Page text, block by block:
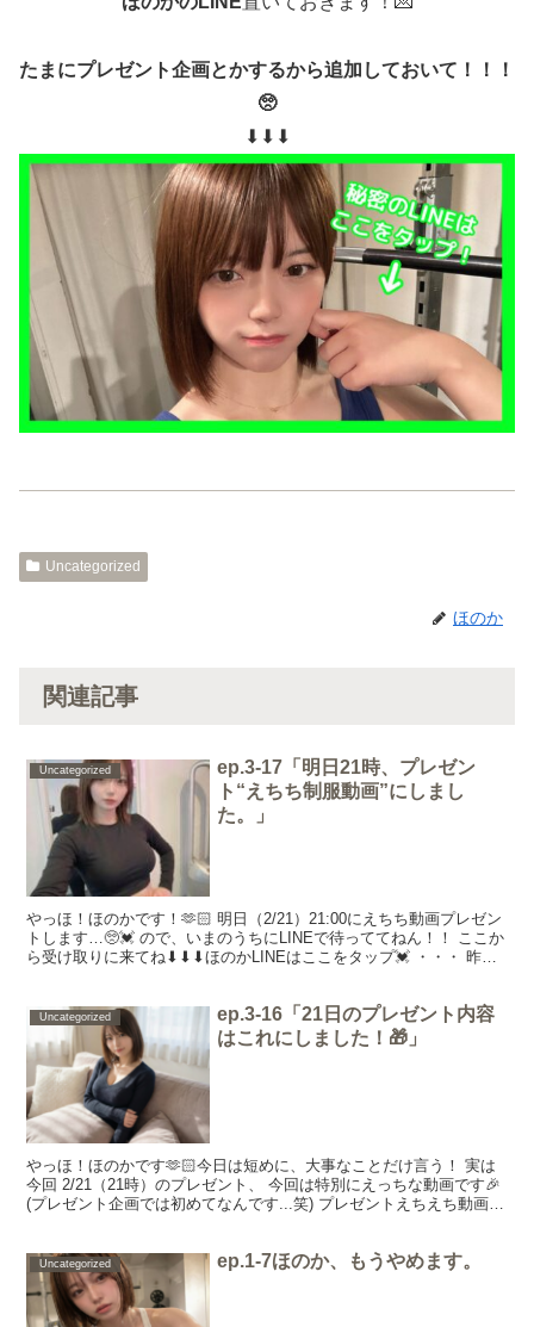
たまにプレゼント企画とかするから追加しておいて！！！
🥺
⬇︎⬇︎⬇︎
Uncategorized
ほのか
関連記事
Uncategorized
ep.3-17「明日21時、プレゼン
ト“えちち制服動画”にしまし
た。」
やっほ！ほのかです！🫶🏻 明日（2/21）21:00にえちち動画プレゼン
トします…🥺💓 ので、いまのうちにLINEで待っててねん！！ ここか
ら受け取りに来てね⬇︎⬇︎⬇︎ほのかLINEはここをタップ💓 ・・・ 昨日
Uncategorized
ep.3-16「21日のプレゼント内容
はこれにしました！🎁」
やっほ！ほのかです🫶🏻今日は短めに、大事なことだけ言う！ 実は
今回 2/21（21時）のプレゼント、 今回は特別にえっちな動画です🎉
(プレゼント企画では初めてなんです...笑) プレゼントえちえち動画の
Uncategorized ep.1-7ほのか、もうやめます。